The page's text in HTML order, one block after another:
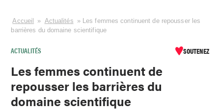
Accueil » Actualités » Les femmes continuent de repousser les
barrières du domaine scientifique
ACTUALITÉS SOUTENEZ
Les femmes continuent de
repousser les barrières du
domaine scientifique